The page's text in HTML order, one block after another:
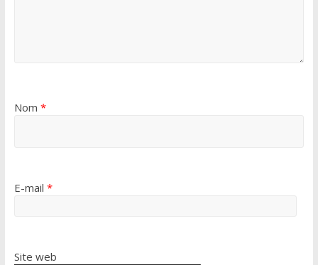
Nom *
E-mail *
Site web